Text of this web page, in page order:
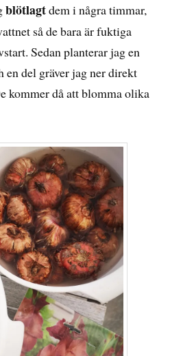
blötlagtdem i några timmar,
så de bara är fuktiga
Sedan planterar jag en
en del gräver jag ner direkt
kommer då att blomma olika